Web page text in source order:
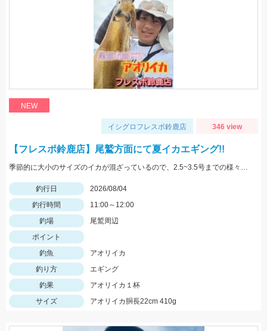
NEW
イシグロフレスポ鈴鹿店 346 view
【フレスポ鈴鹿店】尾鷲方面にて夏イカエギング!!
季節的に大小のサイズのイカが混ざっているので、2.5~3.5号までの様々なサイズを持っていきましょう!!
釣行日
2026/08/04
釣行時間
11:00～12:00
釣場
尾鷲周辺
ポイント
釣魚
アオリイカ
釣り方
エギング
釣果
アオリイカ１杯
サイズ
アオリイカ胴長22cm 410g